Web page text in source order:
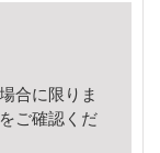
合に限りま
をご確認くだ